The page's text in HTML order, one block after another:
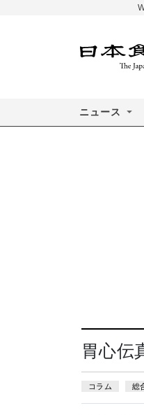
ニュース
胃心伝
コラム 総